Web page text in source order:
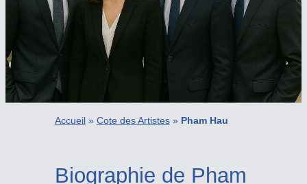
Accueil» Cote des Artistes» Pham Hau
Biographie de Pham